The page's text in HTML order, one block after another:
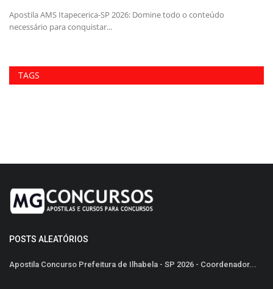
Apostila AMS Itapecerica-SP 2026: Domine todo o conteúdo
necessário para conquistar...
TAGS
POSTS ALEATÓRIOS
Apostila Concurso Prefeitura de Ilhabela - SP 2026 - Coordenador...